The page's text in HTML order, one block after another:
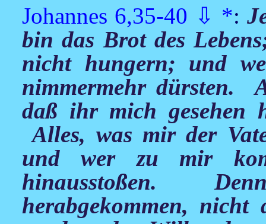
Johannes 6,35-40 ⇩ *:
bin das Brot des
nicht hungern; und
nimmermehr dürsten.
daß ihr mich gesehen
Alles, was mir der
und wer zu mir
hinausstoßen.
herabgekommen,